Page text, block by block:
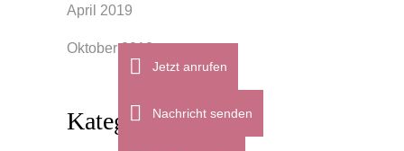
April 2019
Oktober 2018
Kategorien
Jetzt anrufen
Nachricht senden